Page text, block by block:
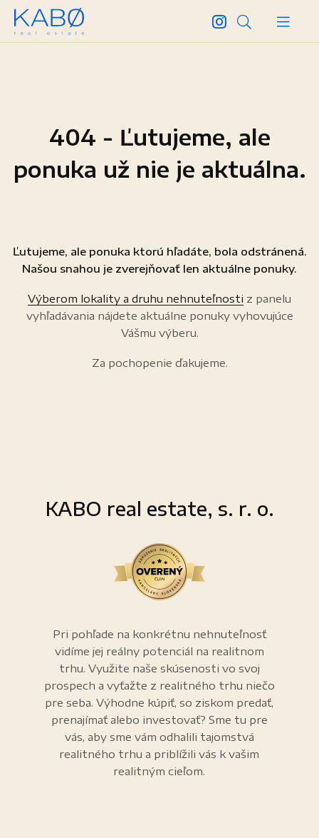
404 - Ľutujeme, ale
ponuka už nie je aktuálna.
Ľutujeme, ale ponuka ktorú hľadáte, bola odstránená.
Našou snahou je zverejňovať len aktuálne ponuky.
Výberom lokality a druhu nehnuteľnosti z panelu
vyhľadávania nájdete aktuálne ponuky vyhovujúce
Vášmu výberu.
Za pochopenie ďakujeme.
KABO real estate, s. r. o.
Pri pohľade na konkrétnu nehnuteľnosť
vidíme jej reálny potenciál na realitnom
trhu. Využite naše skúsenosti vo svoj
prospech a vyťažte z realitného trhu niečo
pre seba. Výhodne kúpiť, so ziskom predať,
prenajímať alebo investovať? Sme tu pre
vás, aby sme vám odhalili tajomstvá
realitného trhu a priblížili vás k vašim
realitným cieľom.